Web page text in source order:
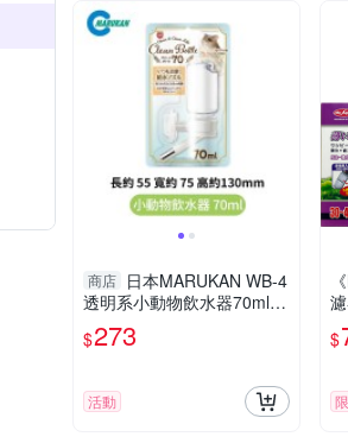
商店 日本MARUKAN WB-4
透明系小動物飲水器70ml
『寵喵樂旗艦店』
$273
活動
$